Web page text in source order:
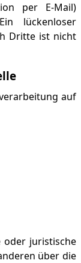
per E-Mail)
lückenloser
Dritte ist nicht
auf
oder juristische
über die